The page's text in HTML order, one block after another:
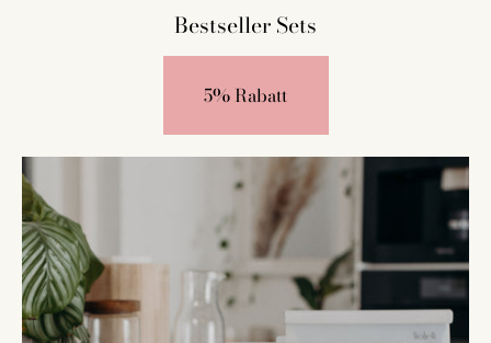
Bestseller Sets
5% Rabatt